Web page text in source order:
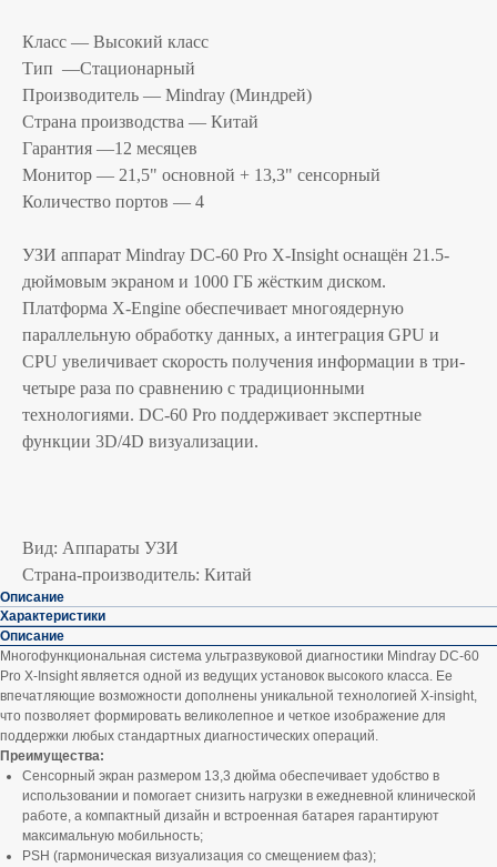
Класс — Высокий класс
Тип —Стационарный
Производитель — Mindray (Миндрей)
Страна производства — Китай
Гарантия —12 месяцев
Монитор — 21,5" основной + 13,3" сенсорный
Количество портов — 4
УЗИ аппарат Mindray DC-60 Pro X-Insight оснащён 21.5-
дюймовым экраном и 1000 ГБ жёстким диском.
Платформа X-Engine обеспечивает многоядерную
параллельную обработку данных, а интеграция GPU и
CPU увеличивает скорость получения информации в три-
четыре раза по сравнению с традиционными
технологиями. DC-60 Pro поддерживает экспертные
функции 3D/4D визуализации.
Вид: Аппараты УЗИ
Страна-производитель: Китай
Описание
Характеристики
Описание
Многофункциональная система ультразвуковой диагностики Mindray DC-60
Pro X-Insight является одной из ведущих установок высокого класса. Ее
впечатляющие возможности дополнены уникальной технологией X-insight,
что позволяет формировать великолепное и четкое изображение для
поддержки любых стандартных диагностических операций.
Преимущества:
Сенсорный экран размером 13,3 дюйма обеспечивает удобство в
использовании и помогает снизить нагрузки в ежедневной клинической
работе, а компактный дизайн и встроенная батарея гарантируют
максимальную мобильность;
PSH (гармоническая визуализация со смещением фаз);